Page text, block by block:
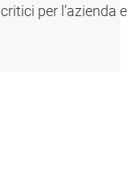
critici per l’azienda